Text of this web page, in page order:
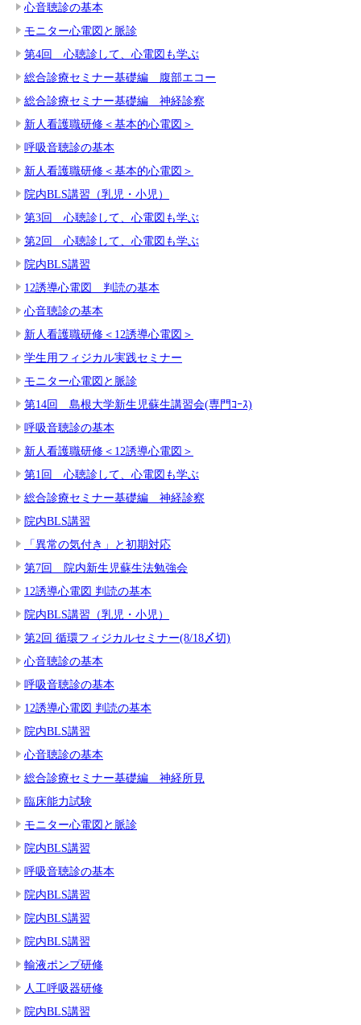
心音聴診の基本
モニター心電図と脈診
第4回 心聴診して、心電図も学ぶ
総合診療セミナー基礎編 腹部エコー
総合診療セミナー基礎編 神経診察
新人看護職研修＜基本的心電図＞
呼吸音聴診の基本
新人看護職研修＜基本的心電図＞
院内BLS講習（乳児・小児）
第3回 心聴診して、心電図も学ぶ
第2回 心聴診して、心電図も学ぶ
院内BLS講習
12誘導心電図 判読の基本
心音聴診の基本
新人看護職研修＜12誘導心電図＞
学生用フィジカル実践セミナー
モニター心電図と脈診
第14回 島根大学新生児蘇生講習会(専門ｺｰｽ)
呼吸音聴診の基本
新人看護職研修＜12誘導心電図＞
第1回 心聴診して、心電図も学ぶ
総合診療セミナー基礎編 神経診察
院内BLS講習
「異常の気付き」と初期対応
第7回 院内新生児蘇生法勉強会
12誘導心電図 判読の基本
院内BLS講習（乳児・小児）
第2回 循環フィジカルセミナー(8/18〆切)
心音聴診の基本
呼吸音聴診の基本
12誘導心電図 判読の基本
院内BLS講習
心音聴診の基本
総合診療セミナー基礎編 神経所見
臨床能力試験
モニター心電図と脈診
院内BLS講習
呼吸音聴診の基本
院内BLS講習
院内BLS講習
院内BLS講習
輸液ポンプ研修
人工呼吸器研修
院内BLS講習